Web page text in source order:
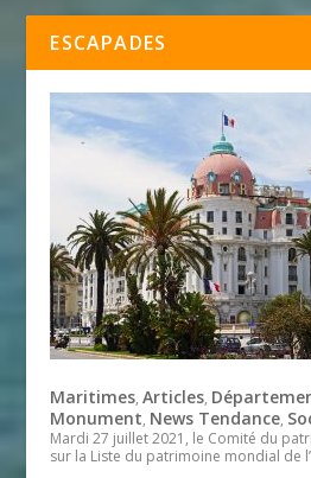
ESCAPADES
Maritimes,Articles,
Monument, News Tendance,
Mardi 27 juillet 2021, le Comité du
sur la Liste du patrimoine mondial de